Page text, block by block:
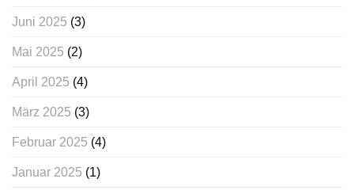
Juni 2025 (3)
Mai 2025 (2)
April 2025 (4)
März 2025 (3)
Februar 2025 (4)
Januar 2025 (1)